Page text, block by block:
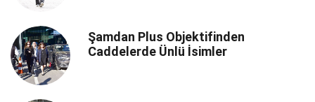
Şamdan Plus Objektifinden
Caddelerde Ünlü İsimler